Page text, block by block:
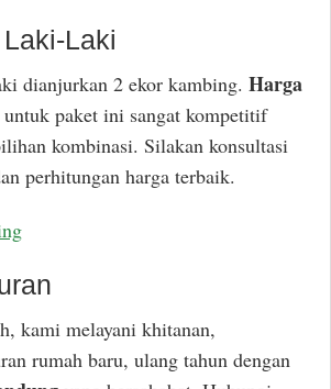
Laki
dianjurkan 2 ekor kambing. Harga
untuk paket ini sangat kompetitif
kombinasi. Silakan konsultasi
perhitungan harga terbaik.
kami melayani khitanan,
rumah baru, ulang tahun dengan